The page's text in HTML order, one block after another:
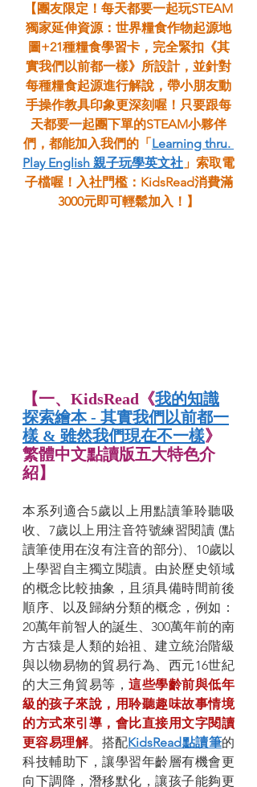
【團友限定！每天都要一起玩STEAM
獨家延伸資源：世界糧食作物起源地
圖+21種糧食學習卡，完全緊扣《其
實我們以前都一樣》所設計，並針對
每種糧食起源進行解說，帶小朋友動
手操作教具印象更深刻喔！只要跟每
天都要一起團下單的STEAM小夥伴
們，都能加入我們的「Learning thru.
Play English 親子玩學英文社 」索取電
子檔喔！入社門檻：KidsRead消費滿
3000元即可輕鬆加入！】
【一、KidsRead《我的知識
探索繪本 - 其實我們以前都一
樣 & 雖然我們現在不一樣》
繁體中文點讀版五大特色介
紹】
本系列適合5歲以上用點讀筆聆聽吸
收、7歲以上用注音符號練習閱讀 (點
讀筆使用在沒有注音的部分)、10歲以
上學習自主獨立閱讀。由於歷史領域
的概念比較抽象，且須具備時間前後
順序、以及歸納分類的概念，例如：
20萬年前智人的誕生、300萬年前的南
方古猿是人類的始祖、建立統治階級
與以物易物的貿易行為、西元16世紀
的大三角貿易等，這些學齡前與低年
級的孩子來說，用聆聽趣味故事情境
的方式來引導，會比直接用文字閱讀
更容易理解。搭配KidsRead點讀筆的
科技輔助下，讓學習年齡層有機會更
向下調降，潛移默化，讓孩子能夠更